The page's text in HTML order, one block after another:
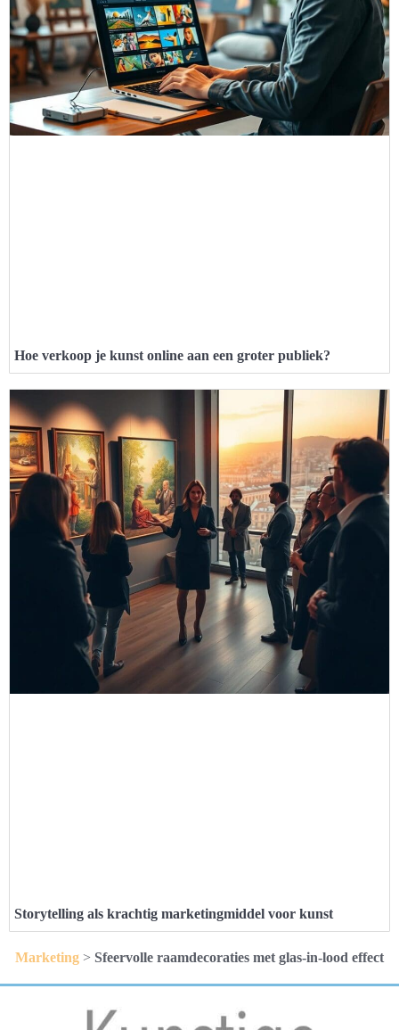
Hoe verkoop je kunst online aan een groter publiek?
Storytelling als krachtig marketingmiddel voor kunst
Marketing > Sfeervolle raamdecoraties met glas-in-lood effect